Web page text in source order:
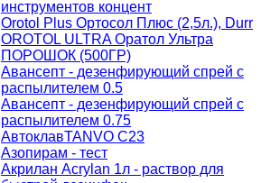
инструментов концент
Orotol Plus Ортосол Плюс (2,5л.), Durr
OROTOL ULTRA Оратол Ультра
ПОРОШОК (500ГР)
Авансепт - дезенфирующий спрей с
распылителем 0.5
Авансепт - дезенфирующий спрей с
распылителем 0.75
АвтоклавTANVO С23
Азопирам - тест
Акрилан Acrylan 1л - раствор для